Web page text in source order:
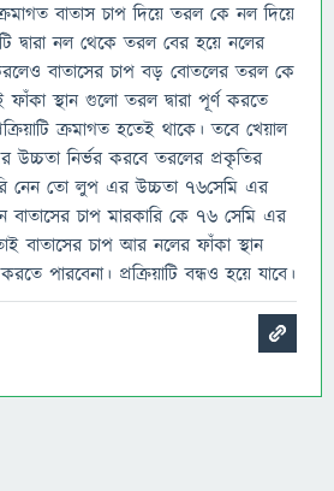
বাতাস চাপ দিয়ে তরল কে নল দিয়ে
দ্বারা নল থেকে তরল বের হয়ে নলের
বাতাসের চাপ বড় বোতলের তরল কে
ফাঁকা স্থান গুলো তরল দ্বারা পূর্ণ করতে
ক্রমাগত হতেই থাকে। তবে খেয়াল
নির্ভর করবে তরলের প্রকৃতির
নেন তো লুপ এর উচ্চতা ৭৬সেমি এর
বাতাসের চাপ মারকারি কে ৭৬ সেমি এর
বাতাসের চাপ আর নলের ফাঁকা স্থান
পারবেনা। প্রক্রিয়াটি বন্ধও হয়ে যাবে।